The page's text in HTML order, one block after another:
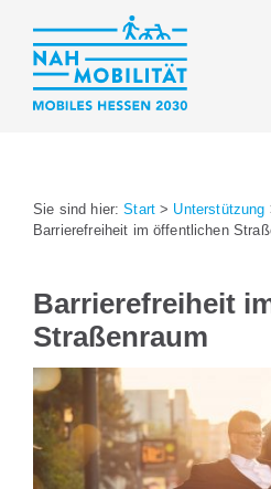
Sie sind hier:Start > Unterstützung
Barrierefreiheit im öffentlichen
Barrierefreiheit
Straßenraum